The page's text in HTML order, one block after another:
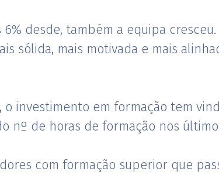
desde, também a equipa cresceu.
sólida, mais motivada e mais
investimento em formação tem
nº de horas de formação nos
com formação superior que